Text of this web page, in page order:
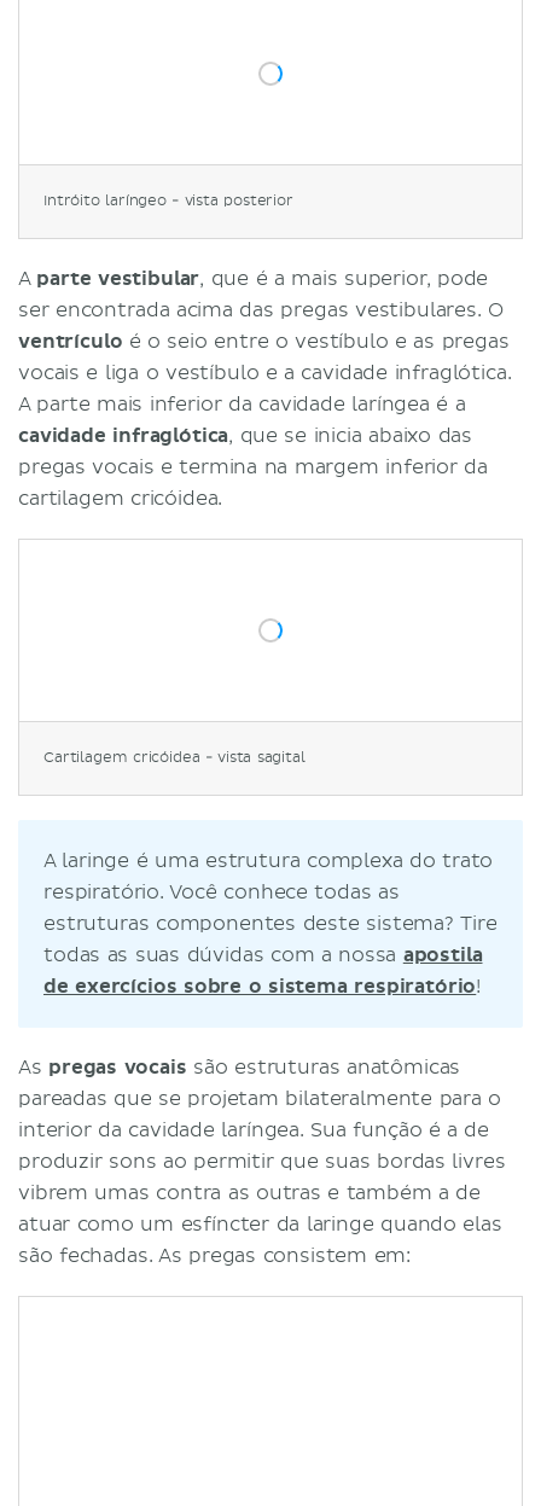
Intróito laríngeo - vista posterior
A parte vestibular, que é a mais superior, pode
ser encontrada acima das pregas vestibulares. O
ventrículo é o seio entre o vestíbulo e as pregas
vocais e liga o vestíbulo e a cavidade infraglótica.
A parte mais inferior da cavidade laríngea é a
cavidade infraglótica, que se inicia abaixo das
pregas vocais e termina na margem inferior da
cartilagem cricóidea.
Cartilagem cricóidea - vista sagital
A laringe é uma estrutura complexa do trato
respiratório. Você conhece todas as
estruturas componentes deste sistema? Tire
todas as suas dúvidas com a nossa apostila
de exercícios sobre o sistema respiratório!
As pregas vocais são estruturas anatômicas
pareadas que se projetam bilateralmente para o
interior da cavidade laríngea. Sua função é a de
produzir sons ao permitir que suas bordas livres
vibrem umas contra as outras e também a de
atuar como um esfíncter da laringe quando elas
são fechadas. As pregas consistem em: